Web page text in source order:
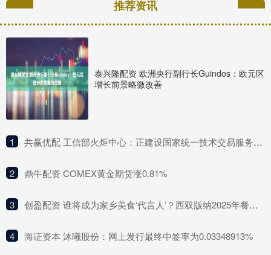
推荐资讯
泰兴隆配资 欧洲央行副行长Guindos：欧元区
增长前景略微改善
1 ​共赢优配 工信部火炬中心：正建设国家统一技术交易服务平台 推动建设全国一体化技术市场
2 ​鼎牛配资 COMEX黄金期货涨0.81%
3 ​创盈配资 谁将成为家乡美食‘代言人’？西双版纳2025年餐饮‘四名’评选活动开始报名啦！
4 ​海证资本 沐曦股份：网上发行最终中签率为0.03348913%